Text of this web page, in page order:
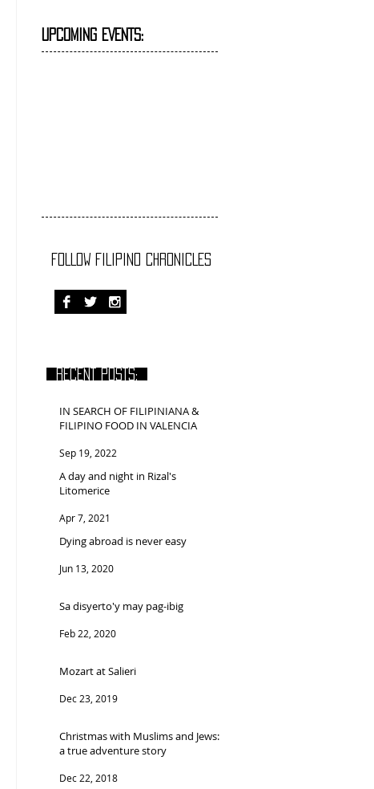
UPCOMING EVENTS:
FOLLOW FILIPINO CHRONICLES
RECENT POSTS:
IN SEARCH OF FILIPINIANA &
FILIPINO FOOD IN VALENCIA
Sep 19, 2022
A day and night in Rizal's
Litomerice
Apr 7, 2021
Dying abroad is never easy
Jun 13, 2020
Sa disyerto'y may pag-ibig
Feb 22, 2020
Mozart at Salieri
Dec 23, 2019
Christmas with Muslims and Jews:
a true adventure story
Dec 22, 2018